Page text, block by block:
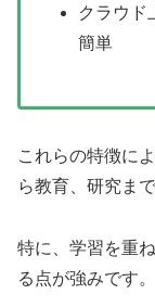
クラウド
簡単
これらの特徴に
ら教育、研究ま
特に、学習を重
る点が強みです。